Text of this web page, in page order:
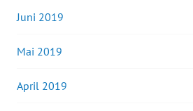
Juni 2019
Mai 2019
April 2019